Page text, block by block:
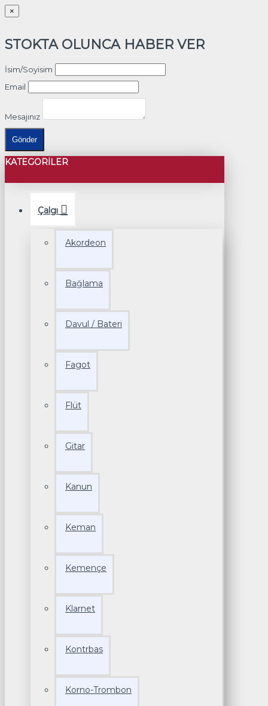
×
STOKTA OLUNCA HABER VER
İsim/Soyisim
Email
Mesajınız
Gönder
KATEGORILER
Çalgı
Akordeon
Bağlama
Davul / Bateri
Fagot
Flüt
Gitar
Kanun
Keman
Kemençe
Klarnet
Kontrbas
Korno-Trombon